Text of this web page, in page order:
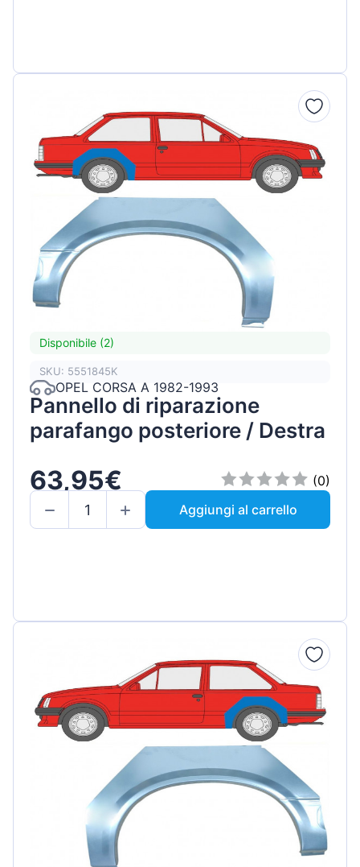
Disponibile (2)
SKU: 5551845K
OPEL CORSA A 1982-1993
Pannello di riparazione
parafango posteriore / Destra
63,95€
(0)
Aggiungi al carrello